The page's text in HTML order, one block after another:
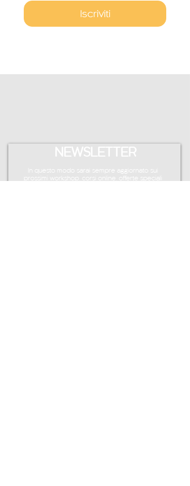
Iscriviti
NEWSLETTER
In questo modo sarai sempre aggiornato sui
prossimi workshop, corsi online, offerte speciali